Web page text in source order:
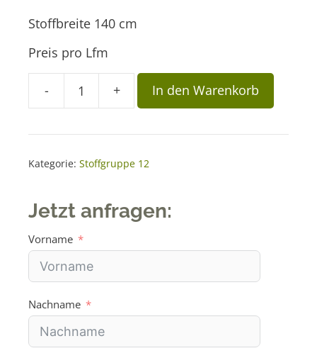
Stoffbreite 140 cm
Preis pro Lfm
-
Stoff
69
Menge
+ In den Warenkorb
e
r
t
i
v
Kategorie: Stoffgruppe 12
Jetzt anfragen:
Vorname
Nachname